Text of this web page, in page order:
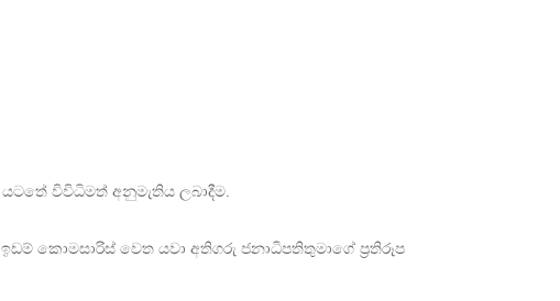
විවිධිමත් අනුමැතිය ලබාදීම.
කොමසාරිස් වෙත යවා අතිගරු ජනාධිපතිතුමාගේ ප්‍රතිරූප